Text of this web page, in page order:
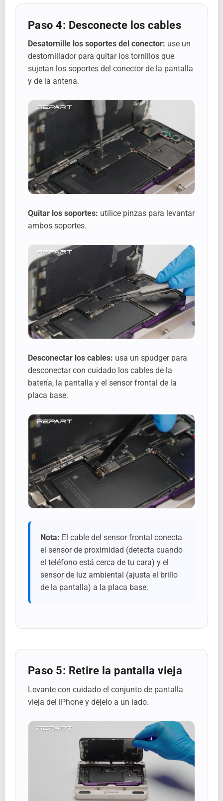
Paso 4: Desconecte los cables
Desatornille los soportes del conector: use un
destornillador para quitar los tornillos que
sujetan los soportes del conector de la pantalla
y de la antena.
Quitar los soportes: utilice pinzas para levantar
ambos soportes.
Desconectar los cables: usa un spudger para
desconectar con cuidado los cables de la
batería, la pantalla y el sensor frontal de la
placa base.
Nota: El cable del sensor frontal conecta
el sensor de proximidad (detecta cuando
el teléfono está cerca de tu cara) y el
sensor de luz ambiental (ajusta el brillo
de la pantalla) a la placa base.
Paso 5: Retire la pantalla vieja
Levante con cuidado el conjunto de pantalla
vieja del iPhone y déjelo a un lado.